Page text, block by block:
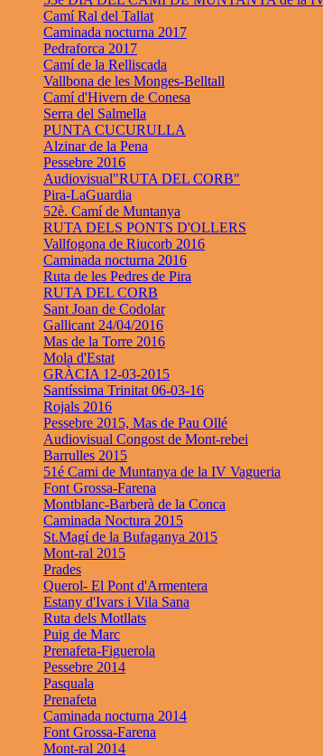
Camí Ral del Tallat
Caminada nocturna 2017
Pedraforca 2017
Camí de la Relliscada
Vallbona de les Monges-Belltall
Camí d'Hivern de Conesa
Serra del Salmella
PUNTA CUCURULLA
Alzinar de la Pena
Pessebre 2016
Audiovisual"RUTA DEL CORB"
Pira-LaGuardia
52è. Camí de Muntanya
RUTA DELS PONTS D'OLLERS
Vallfogona de Riucorb 2016
Caminada nocturna 2016
Ruta de les Pedres de Pira
RUTA DEL CORB
Sant Joan de Codolar
Gallicant 24/04/2016
Mas de la Torre 2016
Mola d'Estat
GRÀCIA 12-03-2015
Santíssima Trinitat 06-03-16
Rojals 2016
Pessebre 2015, Mas de Pau Ollé
Audiovisual Congost de Mont-rebei
Barrulles 2015
51é Cami de Muntanya de la IV Vagueria
Font Grossa-Farena
Montblanc-Barberà de la Conca
Caminada Noctura 2015
St.Magí de la Bufaganya 2015
Mont-ral 2015
Prades
Querol- El Pont d'Armentera
Estany d'Ivars i Vila Sana
Ruta dels Motllats
Puig de Marc
Prenafeta-Figuerola
Pessebre 2014
Pasquala
Prenafeta
Caminada nocturna 2014
Font Grossa-Farena
Mont-ral 2014